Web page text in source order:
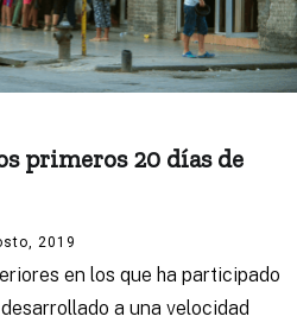
primeros 20 días de
2019
en los que ha participado
a una velocidad